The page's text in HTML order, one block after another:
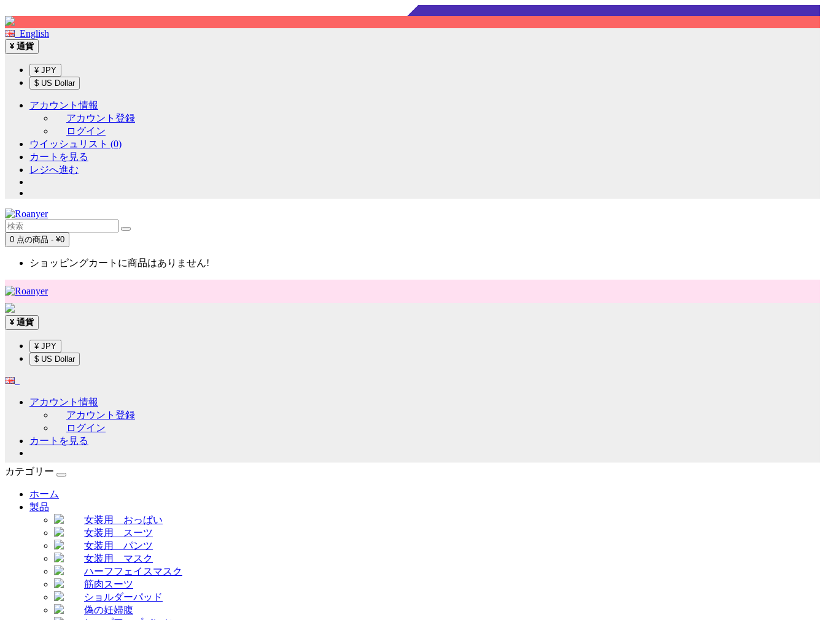
English
¥ 通貨
¥ JPY
$ US Dollar
アカウント情報
アカウント登録
ログイン
ウイッシュリスト (0)
カートを見る
レジへ進む
0 点の商品 - ¥0
ショッピングカートに商品はありません!
¥ 通貨
¥ JPY
$ US Dollar
アカウント情報
アカウント登録
ログイン
カートを見る
カテゴリー
ホーム
製品
女装用 おっぱい
女装用 スーツ
女装用 パンツ
女装用 マスク
ハーフフェイスマスク
筋肉スーツ
ショルダーパッド
偽の妊婦腹